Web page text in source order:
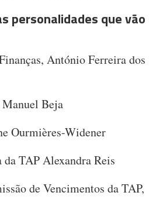
personalidades que vão
António Ferreira dos
Beja
Ourmières-Widener
TAP Alexandra Reis
de Vencimentos da TAP,